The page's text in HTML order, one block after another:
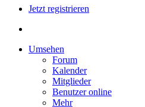
Jetzt registrieren
Umsehen
Forum
Kalender
Mitglieder
Benutzer online
Mehr